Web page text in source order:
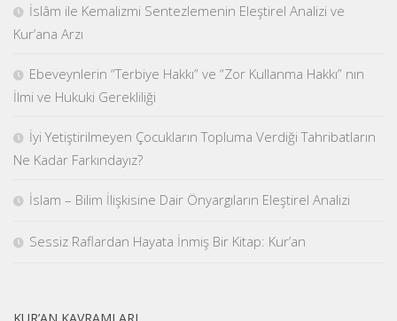
İslâm ile Kemalizmi Sentezlemenin Eleştirel Analizi ve
Kur’ana Arzı
Ebeveynlerin “Terbiye Hakkı” ve “Zor Kullanma Hakkı” nın
İlmi ve Hukuki Gerekliliği
İyi Yetiştirilmeyen Çocukların Topluma Verdiği Tahribatların
Ne Kadar Farkındayız?
İslam – Bilim İlişkisine Dair Önyargıların Eleştirel Analizi
Sessiz Raflardan Hayata İnmiş Bir Kitap: Kur’an